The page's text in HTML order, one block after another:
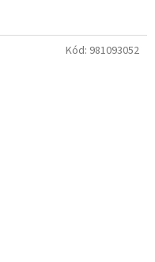
Kód: 981093052